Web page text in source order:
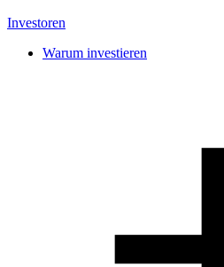
Investoren
Warum investieren